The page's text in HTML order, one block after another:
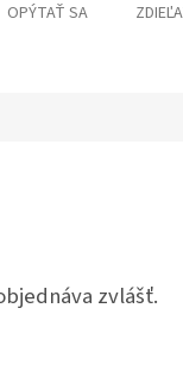
OPÝTAŤ SA
zvlášť.